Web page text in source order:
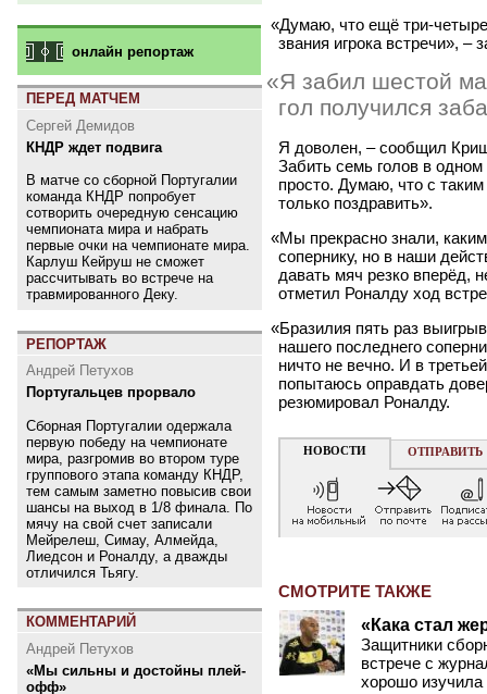
«Думаю, что ещё три-
звания игрока встречи», –
«Я забил шестой
гол получился
Я доволен, – сообщил
Забить семь голов в
просто. Думаю, что с
только поздравить».
«Мы прекрасно знали,
сопернику, но в наши
давать мяч резко вперёд,
отметил Роналду ход
«Бразилия пять раз
нашего последнего
ничто не вечно. И в
попытаюсь оправдать
резюмировал Роналду.
НОВОСТИ ОТПРАВИТЬ
СМОТРИТЕ ТАКЖЕ
«Кака стал
Защитники
встрече с
хорошо изучила
онлайн репортаж
ПЕРЕД МАТЧЕМ
Сергей Демидов
КНДР ждет подвига
В матче со сборной Португалии
команда КНДР попробует
сотворить очередную сенсацию
чемпионата мира и набрать
первые очки на чемпионате мира.
Карлуш Кейруш не сможет
рассчитывать во встрече на
травмированного Деку.
РЕПОРТАЖ
Андрей Петухов
Португальцев прорвало
Сборная Португалии одержала
первую победу на чемпионате
мира, разгромив во втором туре
группового этапа команду КНДР,
тем самым заметно повысив свои
шансы на выход в 1/8 финала. По
мячу на свой счет записали
Мейрелеш, Симау, Алмейда,
Лиедсон и Роналду, а дважды
отличился Тьягу.
КОММЕНТАРИЙ
Андрей Петухов
«Мы сильны и достойны плей-
офф»